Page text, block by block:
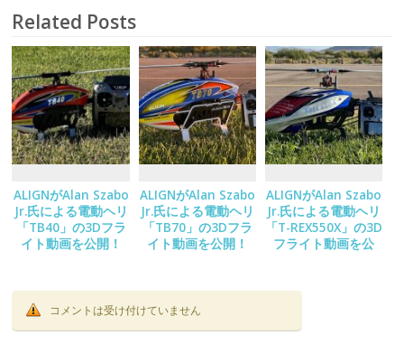
Related Posts
ALIGNがAlan Szabo
Jr.氏による電動ヘリ
「TB40」の3Dフラ
イト動画を公開！
ALIGNがAlan Szabo
Jr.氏による電動ヘリ
「TB70」の3Dフラ
イト動画を公開！
ALIGNがAlan Szabo
Jr.氏による電動ヘリ
「T-REX550X」の3D
フライト動画を公
コメントは受け付けていません